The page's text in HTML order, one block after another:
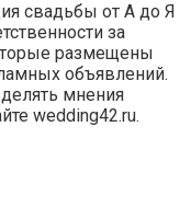
свадьбы от А до Я
за
размещены
объявлений.
мнения
wedding42.ru.